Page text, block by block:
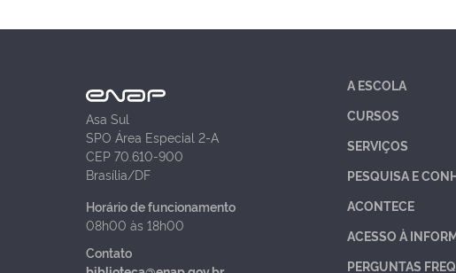
Asa Sul
SPO Área Especial 2-A
CEP 70.610-900
Brasília/DF
Horário de funcionamento
08h00 às 18h00
Contato
A ESCOLA
CURSOS
SERVIÇOS
PESQUISA E
ACONTECE
ACESSO À
PERGUNTAS